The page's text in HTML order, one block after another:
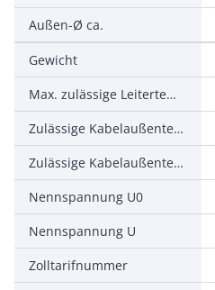
Außen-Ø ca.
Gewicht
Max. zulässige Leitertemperatur
Zulässige Kabelaußentemperatur bei Montage/Handling
Zulässige Kabelaußentemperatur nach Montage ohne Erschütterung
Nennspannung U0
Nennspannung U
Zolltarifnummer